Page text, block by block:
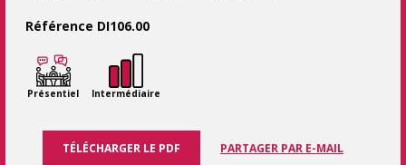
Référence DI106.00
Présentiel Intermédiaire
TÉLÉCHARGER LE PDF PARTAGER PAR E-MAIL